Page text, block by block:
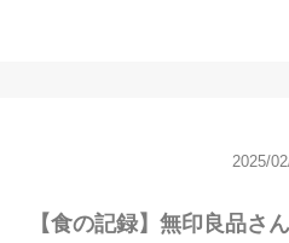
2025/
【食の記録】無印良品さ